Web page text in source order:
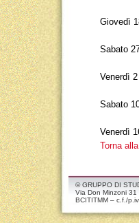
Giovedì
Sabato
Venerdì
Sabato
Venerdì
Torna
© GRUPPO DI
Via Don Minzoni
BCITITMM – c.f./